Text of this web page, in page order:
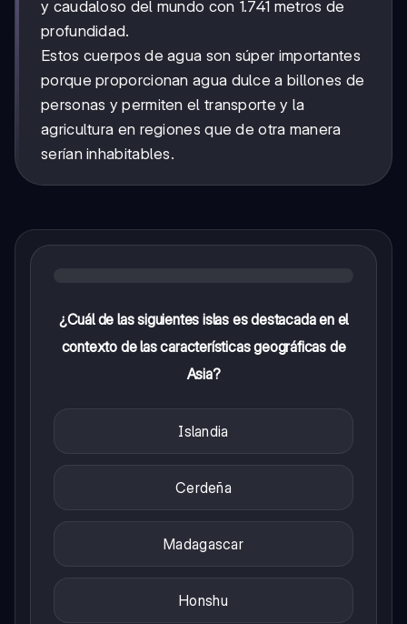
y caudaloso del mundo con 1.741 metros de
profundidad.
Estos cuerpos de agua son súper importantes
porque proporcionan agua dulce a billones de
personas y permiten el transporte y la
agricultura en regiones que de otra manera
serían inhabitables.
¿Cuál de las siguientes islas es destacada en el
contexto de las características geográficas de
Asia?
Islandia
Cerdeña
Madagascar
Honshu